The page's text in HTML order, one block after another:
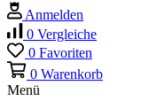
Anmelden
0 Vergleiche
0 Favoriten
0 Warenkorb
Menü